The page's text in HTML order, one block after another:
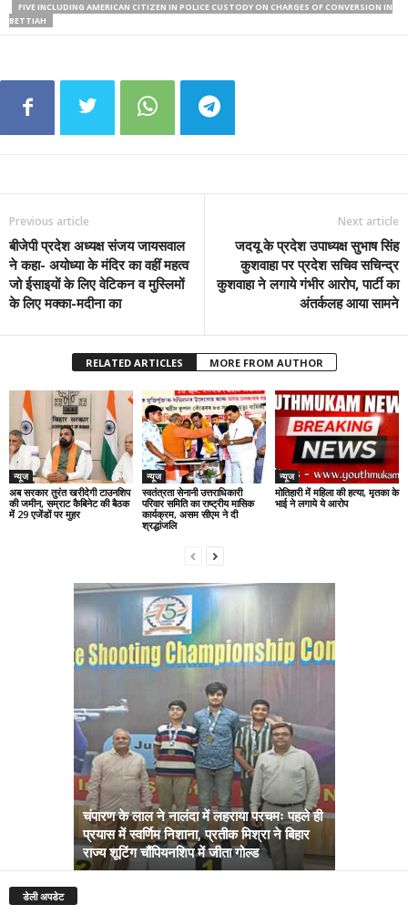
FIVE INCLUDING AMERICAN CITIZEN IN POLICE CUSTODY ON CHARGES OF CONVERSION IN
BETTIAH
Previous article
बीजेपी प्रदेश अध्यक्ष संजय जायसवाल
ने कहा- अयोध्या के मंदिर का वहीं महत्व
जो ईसाइयों के लिए वेटिकन व मुस्लिमों
के लिए मक्का-मदीना का
Next article
जदयू के प्रदेश उपाध्यक्ष सुभाष सिंह
कुशवाहा पर प्रदेश सचिव सचिन्द्र
कुशवाहा ने लगाये गंभीर आरोप, पार्टी का
अंतर्कलह आया सामने
RELATED ARTICLES MORE FROM AUTHOR
न्यूज
अब सरकार तुरंत खरीदेगी टाउनशिप
की जमीन, सम्राट कैबिनेट की बैठक
में 29 एजेंडों पर मुहर
न्यूज
स्वतंत्रता सेनानी उत्तराधिकारी
परिवार समिति का राष्ट्रीय मासिक
कार्यक्रम, असम सीएम ने दी
श्रद्धांजलि
न्यूज
मोतिहारी में महिला की हत्या, मृतका के
भाई ने लगाये ये आरोप
चंपारण के लाल ने नालंदा में लहराया परचमः पहले ही
प्रयास में स्वर्णिम निशाना, प्रतीक मिश्रा ने बिहार
राज्य शूटिंग चौंपियनशिप में जीता गोल्ड
डेली अपडेट